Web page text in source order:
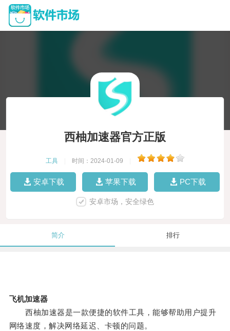
西柚加速器官方正版
工具 时间：2024-01-09
安卓下载 苹果下载 PC下载
安卓市场，安全绿色
简介 排行
飞机加速器
西柚加速器是一款便捷的软件工具，能够帮助用户提升
网络速度，解决网络延迟、卡顿的问题。